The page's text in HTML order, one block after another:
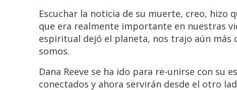
Escuchar la noticia de su muerte, creo, hizo
que era realmente importante en nuestras
espiritual dejó el planeta, nos trajo aún más
somos.
Dana Reeve se ha ido para re-unirse con su
conectados y ahora servirán desde el otro